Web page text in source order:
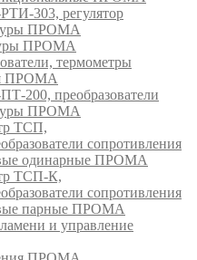
303, регулятор
ПРОМА
ПРОМА
термометры
ПРОМА
200, преобразователи
ПРОМА
ТСП,
сопротивления
одинарные ПРОМА
ТСП-К,
сопротивления
парные ПРОМА
и управление